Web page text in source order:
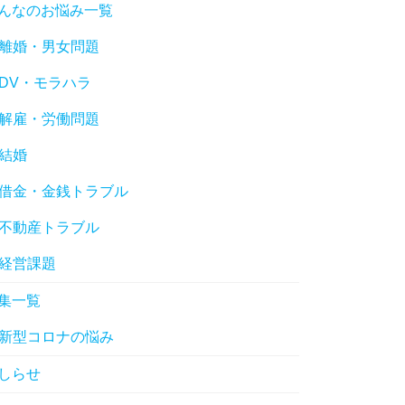
なのお悩み一覧
婚・男女問題
DV・モラハラ
雇・労働問題
婚
金・金銭トラブル
動産トラブル
営課題
一覧
新型コロナの悩み
らせ